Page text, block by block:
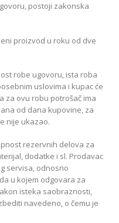
postoji zakonska
proizvod u roku od dve
robe ugovoru, ista roba
uslovima i kupac će
za ovu robu potrošač ima
od dana kupovine, za
nije ukazao.
rezervnih delova za
dodatke i sl. Prodavac
servisa, odnosno
u kojem odgovara za
isteka saobraznosti,
navedeno, o čemu je